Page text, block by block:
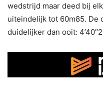
wedstrijd maar deed bij
uiteindelijk tot 60m85. De
duidelijker dan ooit: